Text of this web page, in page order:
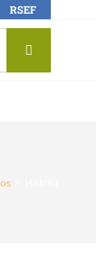
RSEF